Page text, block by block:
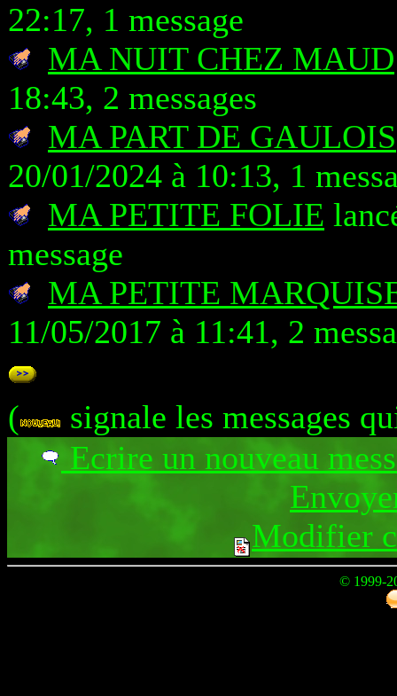
22:17, 1 message
MA NUIT CHEZ MAUD
18:43, 2 messages
MA PART DE GAULOIS
20/01/2024 à 10:13, 1
MA PETITE FOLIE
message
MA PETITE
11/05/2017 à 11:41, 2
(
signale les messages
Ecrire un nouveau
Modifier
© 1999-